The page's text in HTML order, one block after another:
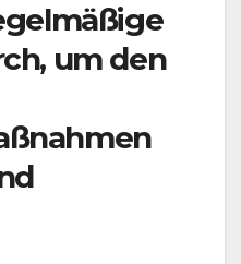
um den